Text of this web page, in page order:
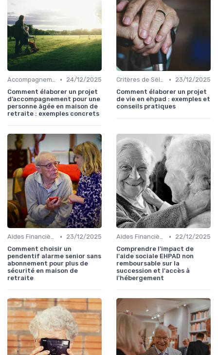
Accompagnement Personnalisé •
24/12/2025
Comment élaborer un projet
d’accompagnement pour une
personne âgée en maison de
retraite : exemples concrets
Critères de Sélection •
23/12/2025
Comment élaborer un projet
de vie en ehpad : exemples et
conseils pratiques
Aides Financières et Subventions •
23/12/2025
Comment choisir un
pendentif alarme senior sans
abonnement pour plus de
sécurité en maison de
retraite
Aides Financières et Subventions •
22/12/2025
Comprendre l'impact de
l'aide sociale EHPAD non
remboursable sur la
succession et l'accès à
l'hébergement